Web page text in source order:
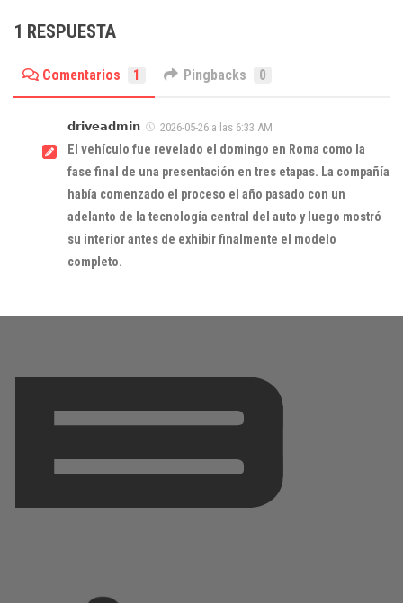
1 RESPUESTA
Comentarios 1 Pingbacks 0
𝗱𝗿𝗶𝘃𝗲𝗮𝗱𝗺𝗶𝗻 2026-05-26 a las 6:33 AM
El vehículo fue revelado el domingo en Roma como la
fase final de una presentación en tres etapas. La compañía
había comenzado el proceso el año pasado con un
adelanto de la tecnología central del auto y luego mostró
su interior antes de exhibir finalmente el modelo
completo.